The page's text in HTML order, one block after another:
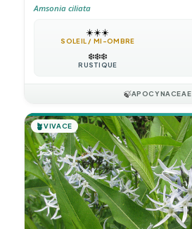
Amsonia ciliata
☀️☀️☀️
SOLEIL / MI-OMBRE
❄️❄️❄️
RUSTIQUE
🍃APOCYNACEAE
🪴VIVACE